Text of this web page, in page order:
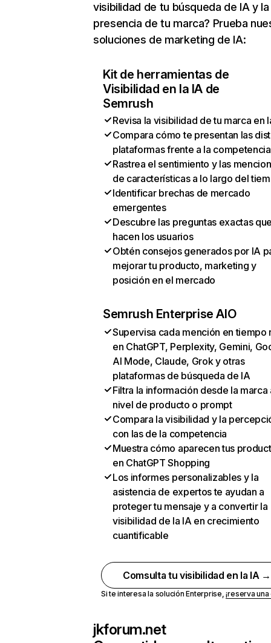
visibilidad de tu búsqueda de IA y la
presencia de tu marca? Prueba
soluciones de marketing de IA:
Kit de herramientas de
Visibilidad en la IA de
Semrush
Revisa la visibilidad de tu marca en
Compara cómo te presentan las
plataformas frente a la competencia
Rastrea el sentimiento y las
de características a lo largo del
Identificar brechas de mercado
emergentes
Descubre las preguntas exactas
hacen los usuarios
Obtén consejos generados por IA
mejorar tu producto, marketing y
posición en el mercado
Semrush Enterprise AIO
Supervisa cada mención en tiempo
en ChatGPT, Perplexity, Gemini,
AI Mode, Claude, Grok y otras
plataformas de búsqueda de IA
Filtra la información desde la marca
nivel de producto o prompt
Compara la visibilidad y la
con las de la competencia
Muestra cómo aparecen tus
en ChatGPT Shopping
Los informes personalizables y la
asistencia de expertos te ayudan a
proteger tu mensaje y a convertir la
visibilidad de la IA en crecimiento
cuantificable
Comsulta tu visibilidad en la IA →
Si te interesa la solución Enterprise,¡reserva
jkforum.net